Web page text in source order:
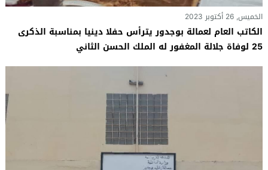
الخميس, 26 أكتوبر 2023
الكاتب العام لعمالة بوجدور يترأس حفلا دينيا بمناسبة الذكرى
25 لوفاة جلالة المغفور له الملك الحسن الثاني